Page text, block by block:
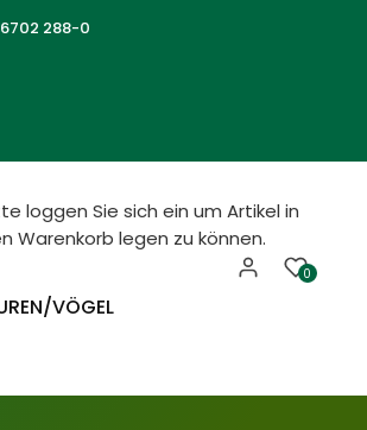
288-0
loggen Sie sich ein um Artikel in
Warenkorb legen zu können.
0
VÖGEL